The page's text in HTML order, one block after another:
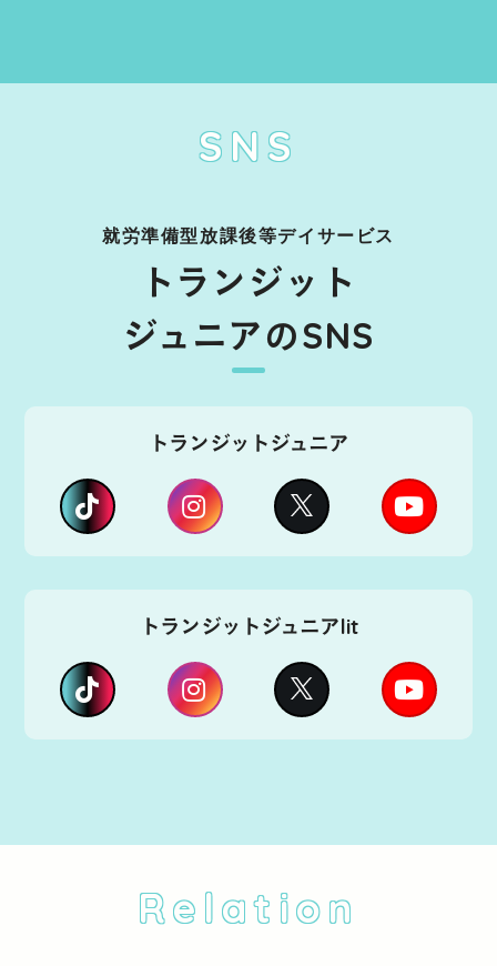
SNS
就労準備型放課後等デイサービス
トランジット
ジュニアのSNS
トランジットジュニア
トランジットジュニアlit
Relation